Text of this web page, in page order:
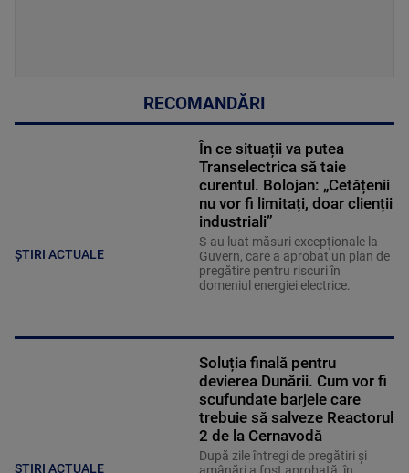
RECOMANDĂRI
ȘTIRI ACTUALE
În ce situații va putea
Transelectrica să taie
curentul. Bolojan: „Cetățenii
nu vor fi limitați, doar clienții
industriali”
S-au luat măsuri excepționale la
Guvern, care a aprobat un plan de
pregătire pentru riscuri în
domeniul energiei electrice.
ȘTIRI ACTUALE
Soluția finală pentru
devierea Dunării. Cum vor fi
scufundate barjele care
trebuie să salveze Reactorul
2 de la Cernavodă
După zile întregi de pregătiri și